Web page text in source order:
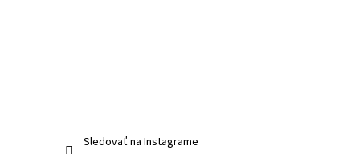
Sledovať na Instagrame